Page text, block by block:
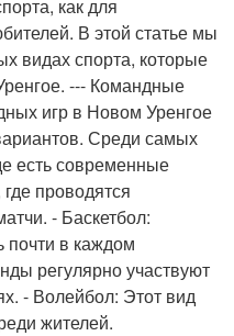
как для
В этой статье мы
видах спорта, которые
--- Командные
игр в Новом Уренгое
Среди самых
есть современные
проводятся
- Баскетбол:
почти в каждом
регулярно участвуют
- Волейбол: Этот вид
жителей.